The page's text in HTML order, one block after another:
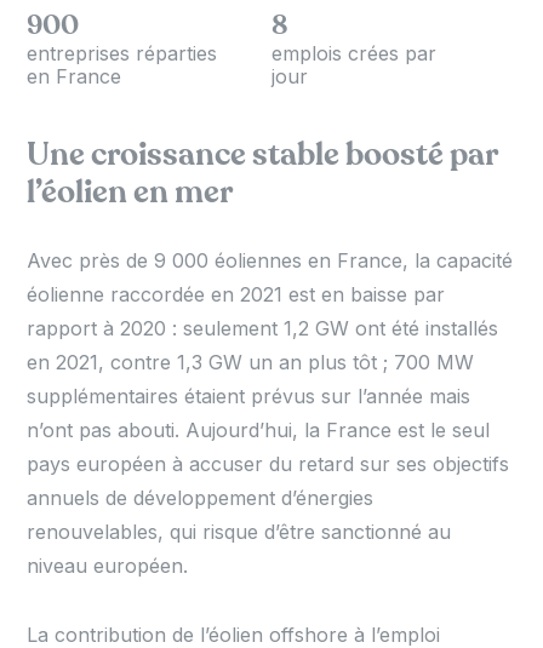
900
entreprises réparties
en France
8
emplois crées par
jour
Une croissance stable boosté par
l’éolien en mer
Avec près de 9 000 éoliennes en France, la capacité
éolienne raccordée en 2021 est en baisse par
rapport à 2020 : seulement 1,2 GW ont été installés
en 2021, contre 1,3 GW un an plus tôt ; 700 MW
supplémentaires étaient prévus sur l’année mais
n’ont pas abouti. Aujourd’hui, la France est le seul
pays européen à accuser du retard sur ses objectifs
annuels de développement d’énergies
renouvelables, qui risque d’être sanctionné au
niveau européen.
La contribution de l’éolien offshore à l’emploi